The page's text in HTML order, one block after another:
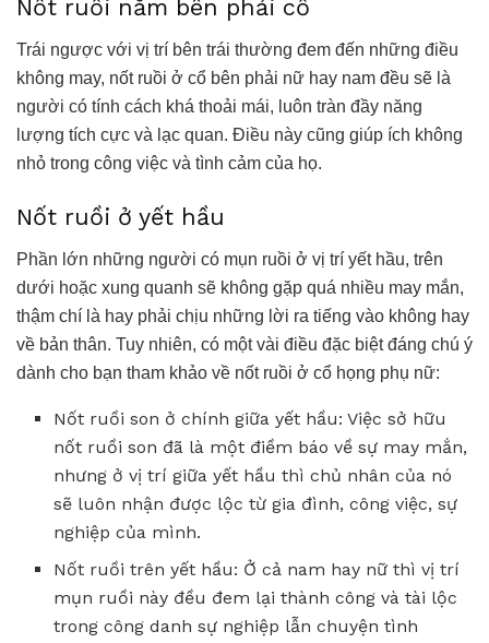
Nốt ruồi nằm bên phải cổ
Trái ngược với vị trí bên trái thường đem đến những điều
không may, nốt ruồi ở cổ bên phải nữ hay nam đều sẽ là
người có tính cách khá thoải mái, luôn tràn đầy năng
lượng tích cực và lạc quan. Điều này cũng giúp ích không
nhỏ trong công việc và tình cảm của họ.
Nốt ruồi ở yết hầu
Phần lớn những người có mụn ruồi ở vị trí yết hầu, trên
dưới hoặc xung quanh sẽ không gặp quá nhiều may mắn,
thậm chí là hay phải chịu những lời ra tiếng vào không hay
về bản thân. Tuy nhiên, có một vài điều đặc biệt đáng chú ý
dành cho bạn tham khảo về nốt ruồi ở cổ họng phụ nữ:
Nốt ruồi son ở chính giữa yết hầu: Việc sở hữu
nốt ruồi son đã là một điềm báo về sự may mắn,
nhưng ở vị trí giữa yết hầu thì chủ nhân của nó
sẽ luôn nhận được lộc từ gia đình, công việc, sự
nghiệp của mình.
Nốt ruồi trên yết hầu: Ở cả nam hay nữ thì vị trí
mụn ruồi này đều đem lại thành công và tài lộc
trong công danh sự nghiệp lẫn chuyện tình